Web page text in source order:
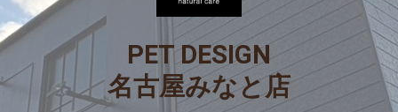
PET DESIGN
名古屋みなと店